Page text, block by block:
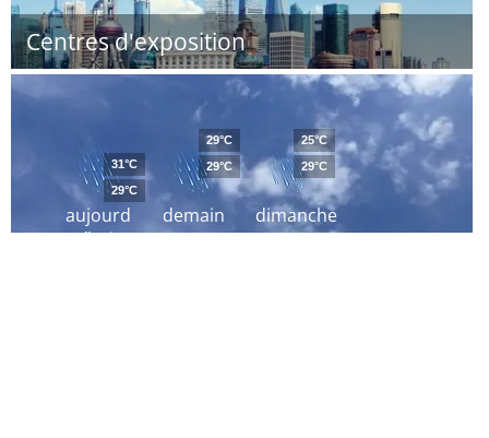
Centres d'exposition
aujourd
´hui
31°C
29°C
demain
29°C
29°C
dimanche
25°C
29°C